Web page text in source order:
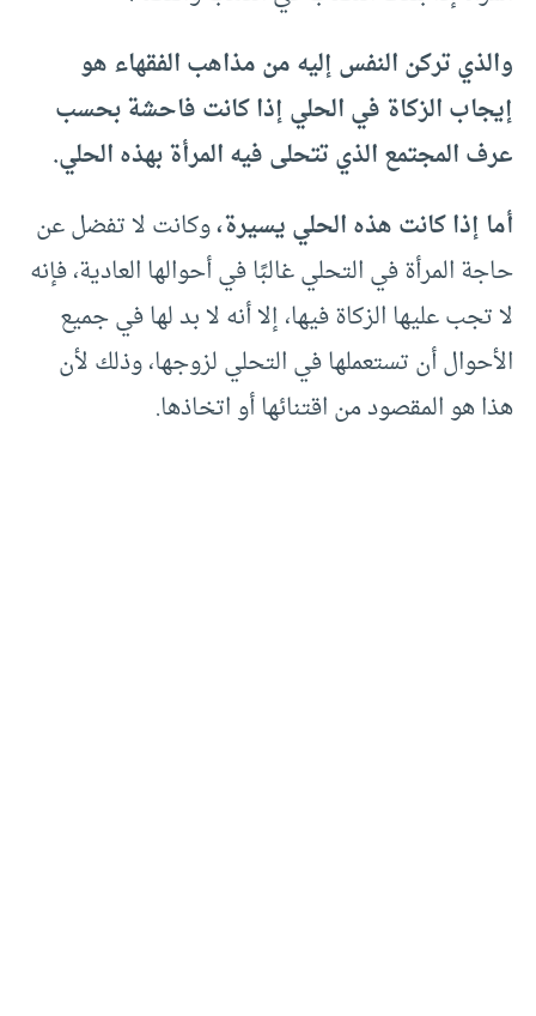
والذي تركن النفس إليه من مذاهب الفقهاء هو
إيجاب الزكاة في الحلي إذا كانت فاحشة بحسب
عرف المجتمع الذي تتحلى فيه المرأة بهذه الحلي.
أما إذا كانت هذه الحلي يسيرة،وكانت لا تفضل عن
حاجة المرأة في التحلي غالبًا في أحوالها العادية، فإنه
لا تجب عليها الزكاة فيها، إلا أنه لا بد لها في جميع
الأحوال أن تستعملها في التحلي لزوجها، وذلك لأن
هذا هو المقصود من اقتنائها أو اتخاذها.